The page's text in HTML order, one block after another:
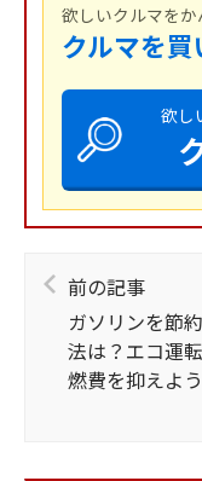
欲しいクルマを
クルマを買
欲し
前の記事
ガソリンを節
法は？エコ運
燃費を抑えよう